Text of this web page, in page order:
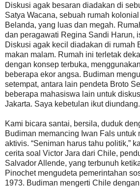
Diskusi agak besaran diadakan di
Satya Wacana, sebuah rumah
Belanda, yang luas dan megah.
dan peragawati Regina Sandi Harun,
Diskusi agak kecil diadakan di rumah
makan malam. Rumah ini terletak
dengan konsep terbuka,
beberapa ekor angsa. Budiman
setempat, antara lain pendeta Broto
beberapa mahasiswa lain untuk
Jakarta. Saya kebetulan ikut diundang.
Kami bicara santai, bersila, duduk
Budiman memancing Iwan Fals untuk
aktivis. “Seniman harus tahu politik,”
cerita soal Victor Jara dari Chile,
Salvador Allende, yang terbunuh
Pinochet mengudeta pemerintahan
1973. Budiman mengerti Chile